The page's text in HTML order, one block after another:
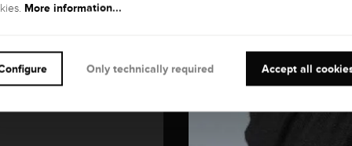
Diamond
More information...
Accept all
Only technically required